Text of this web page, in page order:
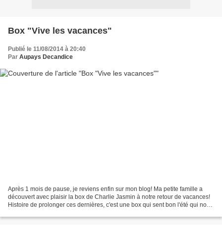
Box "Vive les vacances"
Publié le 11/08/2014 à 20:40
Par Aupays Decandice
Après 1 mois de pause, je reviens enfin sur mon blog! Ma petite famille a
découvert avec plaisir la box de Charlie Jasmin à notre retour de vacances!
Histoire de prolonger ces dernières, c'est une box qui sent bon l'été qui nous